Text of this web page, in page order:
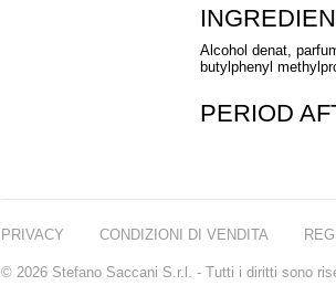
Alcohol denat,
butylphenyl
PERIOD
PRIVACY CONDIZIONI DI VENDITA
© 2026 Stefano Saccani S.r.l. - Tutti i diritti sono